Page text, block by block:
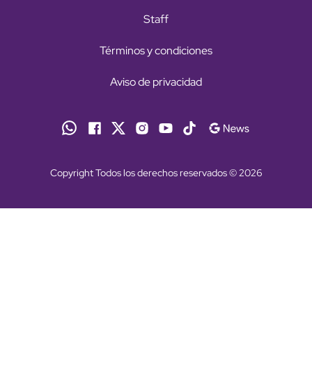
Staff
Términos y condiciones
Aviso de privacidad
Copyright Todos los derechos reservados © 2026